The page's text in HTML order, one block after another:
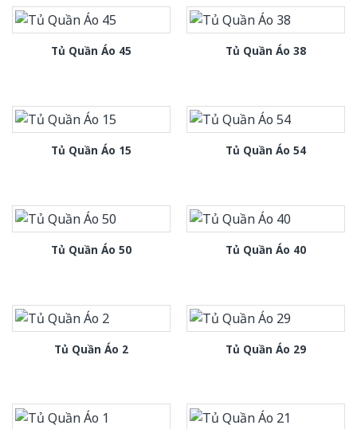
Tủ Quần Áo 45 Tủ Quần Áo 38
Tủ Quần Áo 15 Tủ Quần Áo 54
Tủ Quần Áo 50 Tủ Quần Áo 40
Tủ Quần Áo 2 Tủ Quần Áo 29